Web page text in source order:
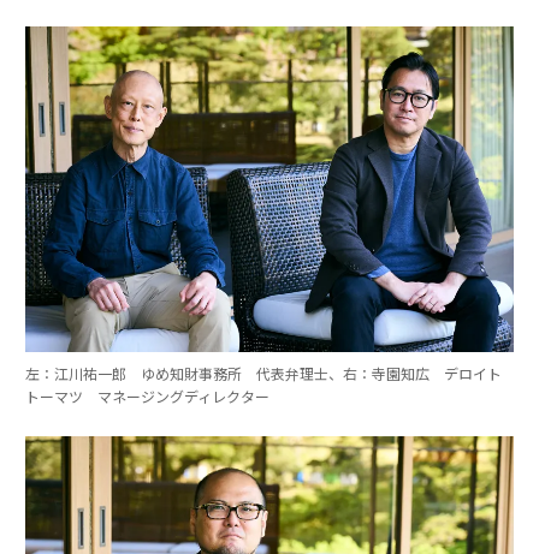
左：江川祐一郎 ゆめ知財事務所 代表弁理士、右：寺園知広 デロイト
トーマツ マネージングディレクター